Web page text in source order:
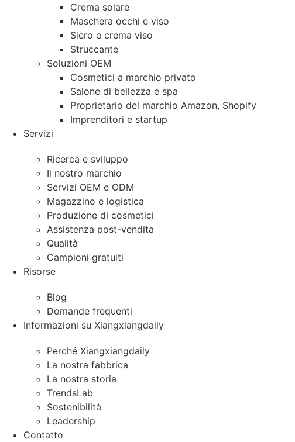
Crema solare
Maschera occhi e viso
Siero e crema viso
Struccante
Soluzioni OEM
Cosmetici a marchio privato
Salone di bellezza e spa
Proprietario del marchio Amazon, Shopify
Imprenditori e startup
Servizi
Ricerca e sviluppo
Il nostro marchio
Servizi OEM e ODM
Magazzino e logistica
Produzione di cosmetici
Assistenza post-vendita
Qualità
Campioni gratuiti
Risorse
Blog
Domande frequenti
Informazioni su Xiangxiangdaily
Perché Xiangxiangdaily
La nostra fabbrica
La nostra storia
TrendsLab
Sostenibilità
Leadership
Contatto